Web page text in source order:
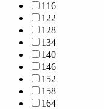
116
122
128
134
140
146
152
158
164